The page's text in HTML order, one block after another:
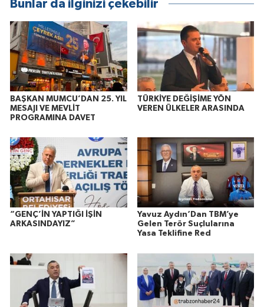
Bunlar da ilginizi çekebilir
BAŞKAN MUMCU’DAN 25. YIL
MESAJI VE MEVLİT
PROGRAMINA DAVET
TÜRKİYE DEĞİŞİME YÖN
VEREN ÜLKELER ARASINDA
“GENÇ’İN YAPTIĞI İŞİN
ARKASINDAYIZ”
Yavuz Aydın‘Dan TBM’ye
Gelen Terör Suçlularına
Yasa Teklifine Red